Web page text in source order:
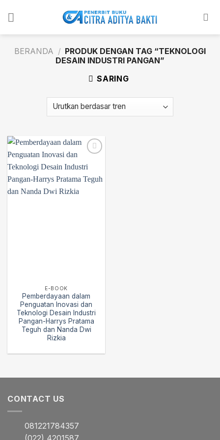
BERANDA / PRODUK DENGAN TAG “TEKNOLOGI
DESAIN INDUSTRI PANGAN”
SARING
Add to
wishlist
E-BOOK
Pemberdayaan dalam
Penguatan Inovasi dan
Teknologi Desain Industri
Pangan-Harrys Pratama
Teguh dan Nanda Dwi
Rizkia
CONTACT US
081221784357
(022) 4201587